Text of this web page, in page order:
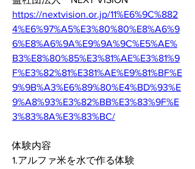
https://nextvision.or.jp/11%E6%9C%882
4%E6%97%A5%E3%80%80%E8%A6%9
6%E8%A6%9A%E9%9A%9C%E5%AE%
B3%E8%80%85%E3%81%AE%E3%81%9
F%E3%82%81%E381%AE%E9%81%BF%E
9%9B%A3%E6%89%80%E4%BD%93%E
9%A8%93%E3%82%BB%E3%83%9F%E
3%83%8A%E3%83%BC/
体験内容
1.アルファ米を水で作る体験